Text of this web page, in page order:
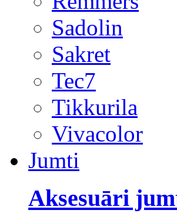
Sadolin
Sakret
Tec7
Tikkurila
Vivacolor
Jumti
Aksesuāri